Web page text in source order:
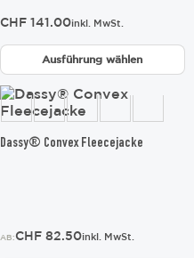
CHF 141.00inkl. MwSt.
Ausführung wählen
Dassy® Convex Fleecejacke
AB:CHF 82.50inkl. MwSt.
Dieses
Produkt
weist
mehrere
können
auf